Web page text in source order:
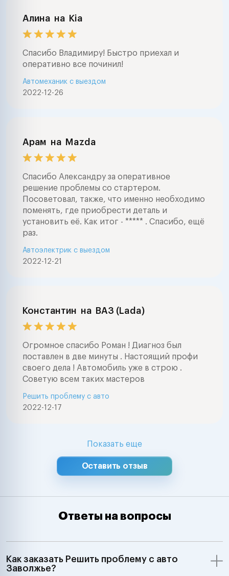
Алина на Kia
Спасибо Владимиру! Быстро приехал и
оперативно все починил!
2022-12-26
Автомеханик с выездом
Арам на Mazda
Спасибо Александру за оперативное
решение проблемы со стартером.
Посоветовал, также, что именно необходимо
поменять, где приобрести деталь и
установить её. Как итог - ***** . Спасибо, ещё
раз.
2022-12-21
Автоэлектрик с выездом
Константин на ВАЗ (Lada)
Огромное спасибо Роман ! Диагноз был
поставлен в две минуты . Настоящий профи
своего дела ! Автомобиль уже в строю .
Советую всем таких мастеров
2022-12-17
Решить проблему с авто
Показать еще
Оставить отзыв
Ответы на вопросы
Как заказать Решить проблему с авто
Заволжье?